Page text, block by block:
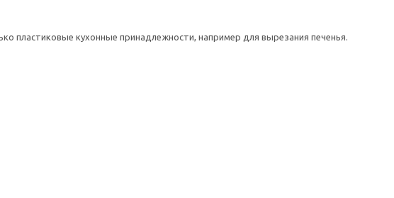
пластиковые кухонные принадлежности, например для вырезания печенья.